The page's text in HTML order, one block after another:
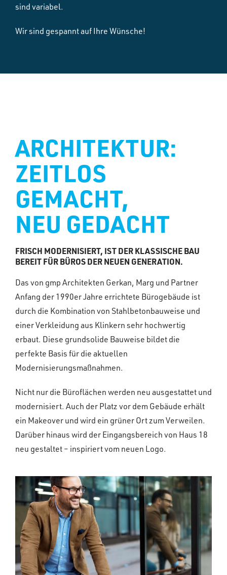
sind variabel.
Wir sind gespannt auf Ihre Wünsche!
ARCHITEKTUR:
ZEITLOS
GEMACHT,
NEU GEDACHT
FRISCH MODERNISIERT, IST DER KLASSISCHE BAU
BEREIT FÜR BÜROS DER NEUEN GENERATION.
Das von gmp Architekten Gerkan, Marg und Partner
Anfang der 1990er Jahre errichtete Bürogebäude ist
durch die Kombination von Stahlbetonbauweise und
einer Verkleidung aus Klinkern sehr hochwertig
erbaut. Diese grundsolide Bauweise bildet die
perfekte Basis für die aktuellen
Modernisierungsmaßnahmen.
Nicht nur die Büroflächen werden neu ausgestattet und
modernisiert. Auch der Platz vor dem Gebäude erhält
ein Makeover und wird ein grüner Ort zum Verweilen.
Darüber hinaus wird der Eingangsbereich von Haus 18
neu gestaltet – inspiriert vom neuen Logo.